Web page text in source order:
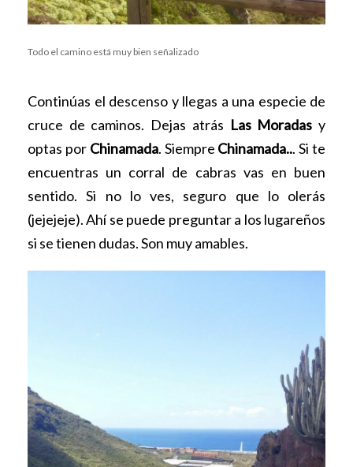
Todo el camino está muy bien señalizado
Continúas el descenso y llegas a una especie de
cruce de caminos. Dejas atrás Las Moradas y
optas por Chinamada. Siempre Chinamada... Si te
encuentras un corral de cabras vas en buen
sentido. Si no lo ves, seguro que lo olerás
(jejejeje). Ahí se puede preguntar a los lugareños
si se tienen dudas. Son muy amables.